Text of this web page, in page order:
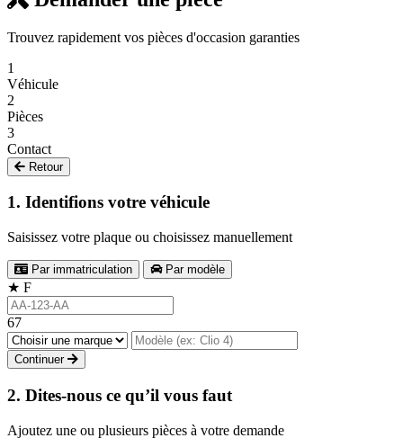
Trouvez rapidement vos pièces d'occasion garanties
1
Véhicule
2
Pièces
3
Contact
Retour
1. Identifions votre véhicule
Saisissez votre plaque ou choisissez manuellement
Par immatriculation Par modèle
★ F
67
Continuer
2. Dites-nous ce qu’il vous faut
Ajoutez une ou plusieurs pièces à votre demande